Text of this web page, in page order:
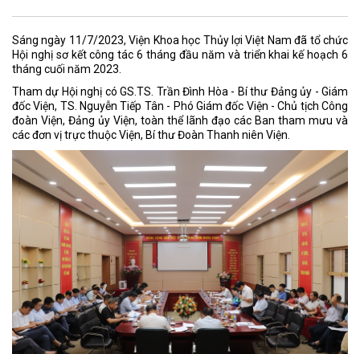
Sáng ngày 11/7/2023, Viện Khoa học Thủy lợi Việt Nam đã tổ chức
Hội nghị sơ kết công tác 6 tháng đầu năm và triển khai kế hoạch 6
tháng cuối năm 2023.
Tham dự Hội nghị có GS.TS. Trần Đình Hòa - Bí thư Đảng ủy - Giám
đốc Viện, TS. Nguyễn Tiếp Tân - Phó Giám đốc Viện - Chủ tịch Công
đoàn Viện, Đảng ủy Viện, toàn thể lãnh đạo các Ban tham mưu và
các đơn vị trực thuộc Viện, Bí thư Đoàn Thanh niên Viện.